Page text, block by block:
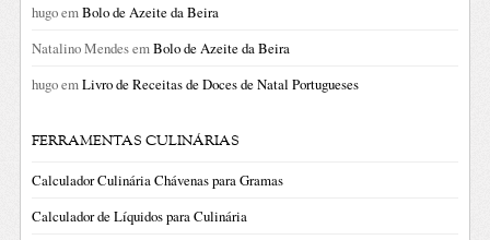
hugoemBolo de Azeite da Beira
Natalino MendesemBolo de Azeite da Beira
hugoemLivro de Receitas de Doces de Natal Portugueses
FERRAMENTAS CULINÁRIAS
Calculador Culinária Chávenas para Gramas
Calculador de Líquidos para Culinária